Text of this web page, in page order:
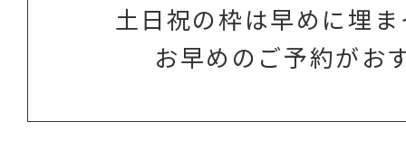
土日祝の枠は早めに埋
お早めのご予約がお